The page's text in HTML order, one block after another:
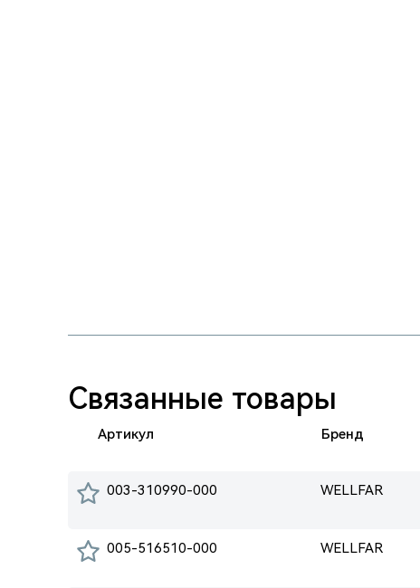
Связанные товары
Артикул Бренд
003-310990-000 WELLFAR
005-516510-000 WELLFAR